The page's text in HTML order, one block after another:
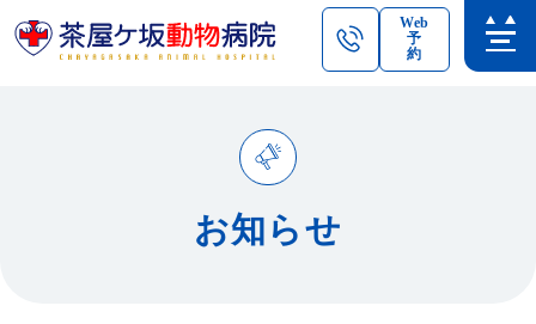
Web
予
約
お知らせ